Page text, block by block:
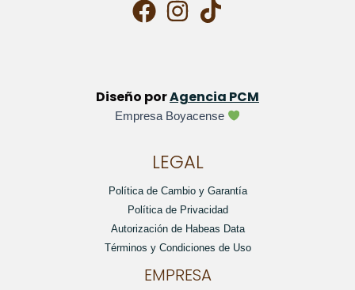
Diseño porAgencia PCM
Empresa Boyacense
LEGAL
Política de Cambio y Garantía
Política de Privacidad
Autorización de Habeas Data
Términos y Condiciones de Uso
EMPRESA